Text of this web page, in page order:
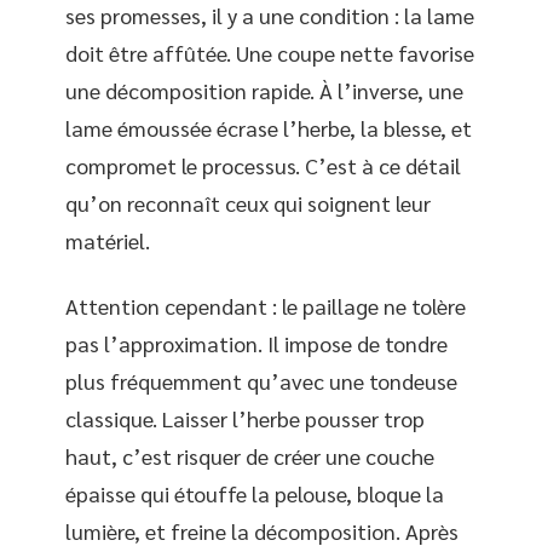
ses promesses, il y a une condition : la lame
doit être affûtée. Une coupe nette favorise
une décomposition rapide. À l’inverse, une
lame émoussée écrase l’herbe, la blesse, et
compromet le processus. C’est à ce détail
qu’on reconnaît ceux qui soignent leur
matériel.
Attention cependant : le paillage ne tolère
pas l’approximation. Il impose de tondre
plus fréquemment qu’avec une tondeuse
classique. Laisser l’herbe pousser trop
haut, c’est risquer de créer une couche
épaisse qui étouffe la pelouse, bloque la
lumière, et freine la décomposition. Après